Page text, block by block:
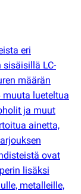
eri
LC-
määrän
lueteltua
ja muut
ainetta,
ovat
lisäksi
metalleille,